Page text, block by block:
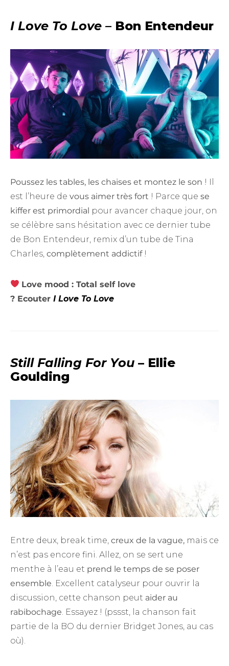
I Love To Love – Bon Entendeur
Poussez les tables, les chaises et montez le son ! Il
est l’heure de vous aimer très fort ! Parce que se
kiffer est primordial pour avancer chaque jour, on
se célèbre sans hésitation avec ce dernier tube
de Bon Entendeur, remix d’un tube de Tina
Charles, complètement addictif!
Love mood : Total self love
? Ecouter I Love To Love
Still Falling For You – Ellie
Goulding
Entre deux, break time, creux de la vague, mais ce
n’est pas encore fini. Allez, on se sert une
menthe à l’eau et prend le temps de se poser
ensemble. Excellent catalyseur pour ouvrir la
discussion, cette chanson peut aider au
rabibochage. Essayez ! (pssst, la chanson fait
partie de la BO du dernier Bridget Jones, au cas
où).